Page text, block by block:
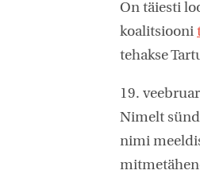
On täiesti
koalitsiooni
tehakse
19.
Nimelt
nimi